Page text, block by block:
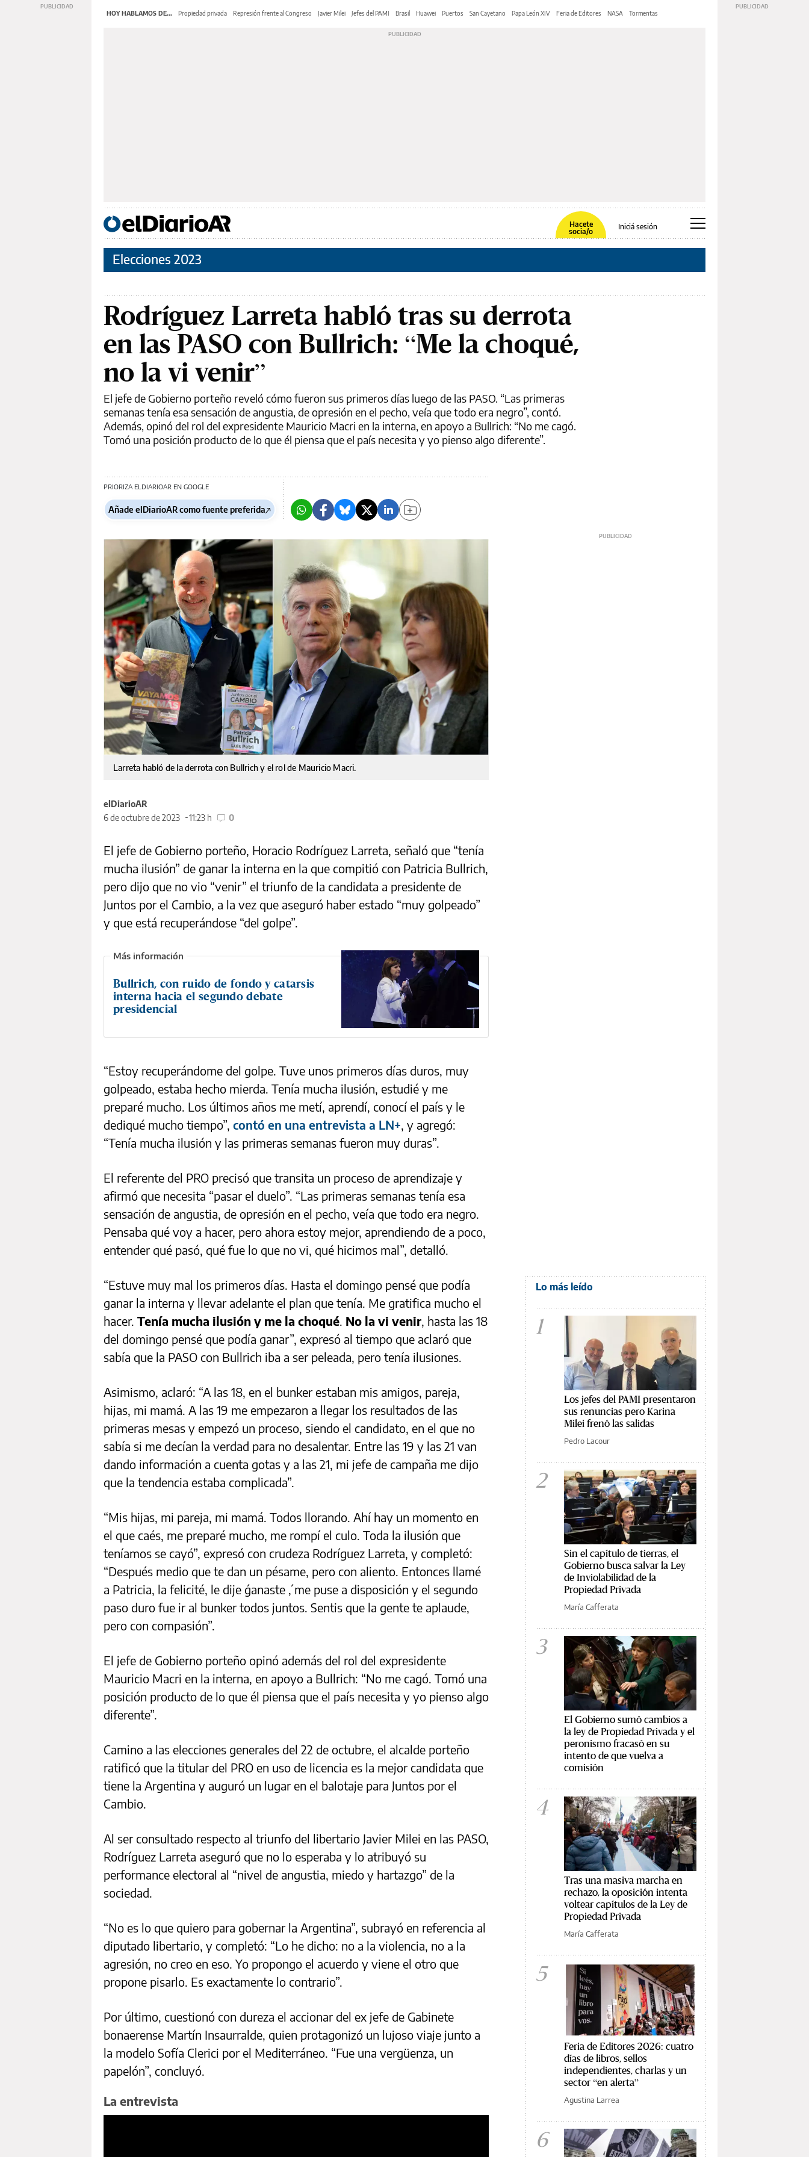
HOY HABLAMOS DE... Propiedad privada Represión frente al Congreso Javier Milei Jefes del PAMI Brasil Huawei Puertos San Cayetano Papa León XIV Feria de Editores NASA Tormentas
Hacete
socia/o
Iniciá sesión
Elecciones 2023
Rodríguez Larreta habló tras su derrota
en las PASO con Bullrich: “Me la choqué,
no la vi venir”
El jefe de Gobierno porteño reveló cómo fueron sus primeros días luego de las PASO. “Las primeras
semanas tenía esa sensación de angustia, de opresión en el pecho, veía que todo era negro”, contó.
Además, opinó del rol del expresidente Mauricio Macri en la interna, en apoyo a Bullrich: “No me cagó.
Tomó una posición producto de lo que él piensa que el país necesita y yo pienso algo diferente”.
PRIORIZA ELDIARIOAR EN GOOGLE
Añade elDiarioAR como fuente preferida
Larreta habló de la derrota con Bullrich y el rol de Mauricio Macri.
elDiarioAR
6 de octubre de 2023
11:23 h 0
El jefe de Gobierno porteño, Horacio Rodríguez Larreta, señaló que “tenía
mucha ilusión” de ganar la interna en la que compitió con Patricia Bullrich,
pero dijo que no vio “venir” el triunfo de la candidata a presidente de
Juntos por el Cambio, a la vez que aseguró haber estado “muy golpeado”
y que está recuperándose “del golpe”.
Bullrich, con ruido de fondo y catarsis
interna hacia el segundo debate
presidencial
“Estoy recuperándome del golpe. Tuve unos primeros días duros, muy
golpeado, estaba hecho mierda. Tenía mucha ilusión, estudié y me
preparé mucho. Los últimos años me metí, aprendí, conocí el país y le
dediqué mucho tiempo”, contó en una entrevista a LN+, y agregó:
“Tenía mucha ilusión y las primeras semanas fueron muy duras”.
El referente del PRO precisó que transita un proceso de aprendizaje y
afirmó que necesita “pasar el duelo”. “Las primeras semanas tenía esa
sensación de angustia, de opresión en el pecho, veía que todo era negro.
Pensaba qué voy a hacer, pero ahora estoy mejor, aprendiendo de a poco,
entender qué pasó, qué fue lo que no vi, qué hicimos mal”, detalló.
“Estuve muy mal los primeros días. Hasta el domingo pensé que podía
ganar la interna y llevar adelante el plan que tenía. Me gratifica mucho el
hacer. Tenía mucha ilusión y me la choqué. No la vi venir, hasta las 18
del domingo pensé que podía ganar”, expresó al tiempo que aclaró que
sabía que la PASO con Bullrich iba a ser peleada, pero tenía ilusiones.
Asimismo, aclaró: “A las 18, en el bunker estaban mis amigos, pareja,
hijas, mi mamá. A las 19 me empezaron a llegar los resultados de las
primeras mesas y empezó un proceso, siendo el candidato, en el que no
sabía si me decían la verdad para no desalentar. Entre las 19 y las 21 van
dando información a cuenta gotas y a las 21, mi jefe de campaña me dijo
que la tendencia estaba complicada”.
“Mis hijas, mi pareja, mi mamá. Todos llorando. Ahí hay un momento en
el que caés, me preparé mucho, me rompí el culo. Toda la ilusión que
teníamos se cayó”, expresó con crudeza Rodríguez Larreta, y completó:
“Después medio que te dan un pésame, pero con aliento. Entonces llamé
a Patricia, la felicité, le dije ´ganaste ´, me puse a disposición y el segundo
paso duro fue ir al bunker todos juntos. Sentis que la gente te aplaude,
pero con compasión”.
El jefe de Gobierno porteño opinó además del rol del expresidente
Mauricio Macri en la interna, en apoyo a Bullrich: “No me cagó. Tomó una
posición producto de lo que él piensa que el país necesita y yo pienso algo
diferente”.
Camino a las elecciones generales del 22 de octubre, el alcalde porteño
ratificó que la titular del PRO en uso de licencia es la mejor candidata que
tiene la Argentina y auguró un lugar en el balotaje para Juntos por el
Cambio.
Al ser consultado respecto al triunfo del libertario Javier Milei en las PASO,
Rodríguez Larreta aseguró que no lo esperaba y lo atribuyó su
performance electoral al “nivel de angustia, miedo y hartazgo” de la
sociedad.
“No es lo que quiero para gobernar la Argentina”, subrayó en referencia al
diputado libertario, y completó: “Lo he dicho: no a la violencia, no a la
agresión, no creo en eso. Yo propongo el acuerdo y viene el otro que
propone pisarlo. Es exactamente lo contrario”.
Por último, cuestionó con dureza el accionar del ex jefe de Gabinete
bonaerense Martín Insaurralde, quien protagonizó un lujoso viaje junto a
la modelo Sofía Clerici por el Mediterráneo. “Fue una vergüenza, un
papelón”, concluyó.
La entrevista
Lo más leído
1
Los jefes del PAMI presentaron
sus renuncias pero Karina
Milei frenó las salidas
Pedro Lacour
2
Sin el capítulo de tierras, el
Gobierno busca salvar la Ley
de Inviolabilidad de la
Propiedad Privada
María Cafferata
3
El Gobierno sumó cambios a
la ley de Propiedad Privada y el
peronismo fracasó en su
intento de que vuelva a
comisión
4
Tras una masiva marcha en
rechazo, la oposición intenta
voltear capítulos de la Ley de
Propiedad Privada
María Cafferata
5
Feria de Editores 2026: cuatro
días de libros, sellos
independientes, charlas y un
sector “en alerta”
Agustina Larrea
6